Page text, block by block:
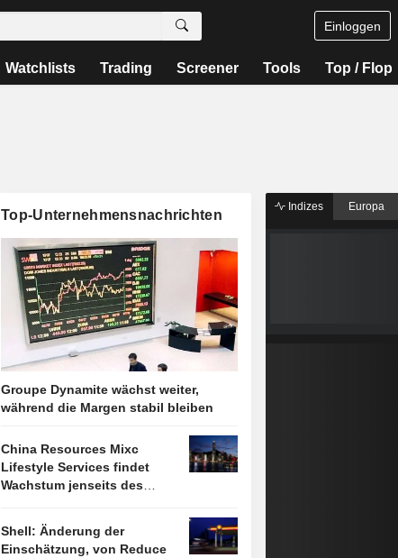
Einloggen
Watchlists Trading Screener Tools Top / Flop
Top-Unternehmensnachrichten
Groupe Dynamite wächst weiter,
während die Margen stabil bleiben
China Resources Mixc
Lifestyle Services findet
Wachstum jenseits des
Shell: Änderung der
Einschätzung, von Reduce
Indizes Europa